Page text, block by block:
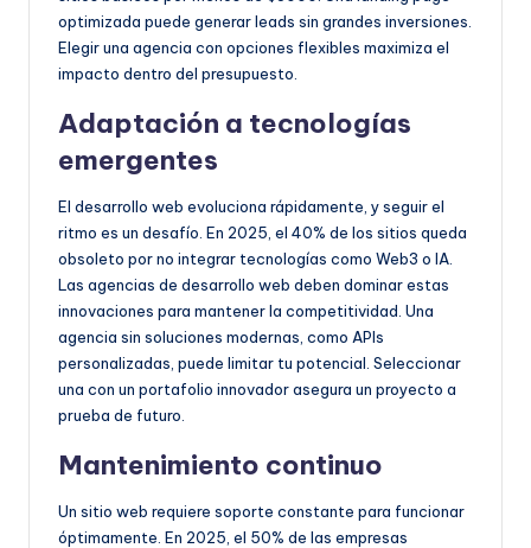
optimizada puede generar leads sin grandes inversiones.
Elegir una agencia con opciones flexibles maximiza el
impacto dentro del presupuesto.
Adaptación a tecnologías
emergentes
El desarrollo web evoluciona rápidamente, y seguir el
ritmo es un desafío. En 2025, el 40% de los sitios queda
obsoleto por no integrar tecnologías como Web3 o IA.
Las agencias de desarrollo web deben dominar estas
innovaciones para mantener la competitividad. Una
agencia sin soluciones modernas, como APIs
personalizadas, puede limitar tu potencial. Seleccionar
una con un portafolio innovador asegura un proyecto a
prueba de futuro.
Mantenimiento continuo
Un sitio web requiere soporte constante para funcionar
óptimamente. En 2025, el 50% de las empresas